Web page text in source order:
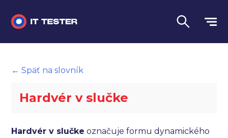
Automatizované testovanie
Performance testing
Interview otázky na pohovor
← Späť na slovník
Hardvér v slučke
Hardvér v slučke označuje formu dynamického